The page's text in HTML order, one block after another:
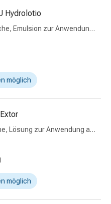
Hydrolotio
Emulsion zur Anwendung
möglich
Extor
Lösung zur Anwendung auf
möglich